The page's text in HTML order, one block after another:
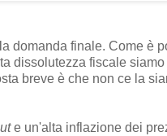
domanda finale. Come è
dissolutezza fiscale
breve è che non ce la
e un'alta inflazione dei